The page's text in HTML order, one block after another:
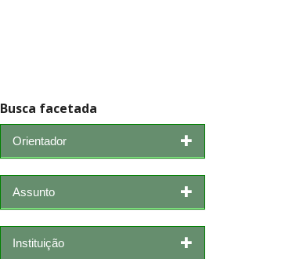
Busca facetada
Orientador
Assunto
Instituição